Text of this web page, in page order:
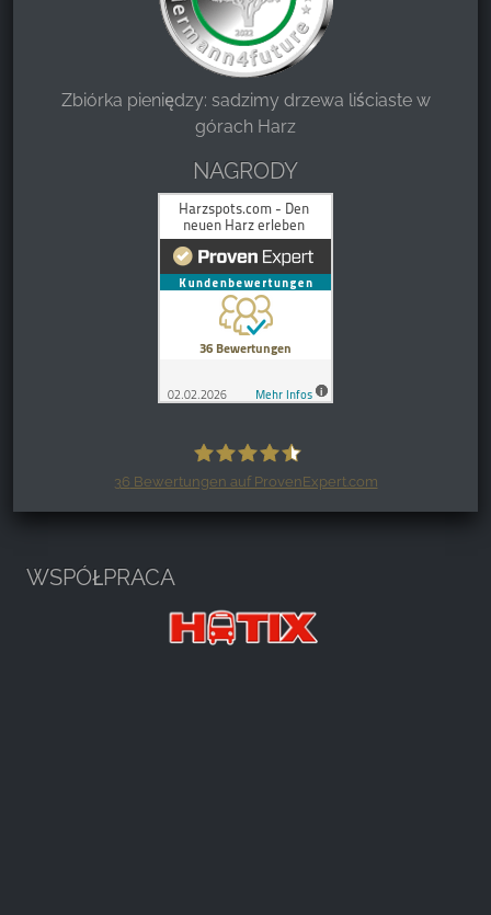
Zbiórka pieniędzy: sadzimy drzewa liściaste w
górach Harz
NAGRODY
36 Bewertungen auf ProvenExpert.com
WSPÓŁPRACA